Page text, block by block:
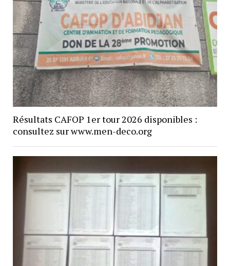
Résultats CAFOP 1er tour 2026 disponibles :
consultez sur www.men-deco.org